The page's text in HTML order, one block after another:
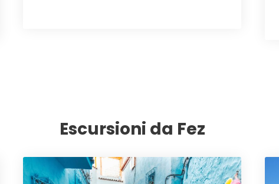
Escursioni da Fez